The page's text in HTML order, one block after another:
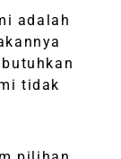
adalah
tidak